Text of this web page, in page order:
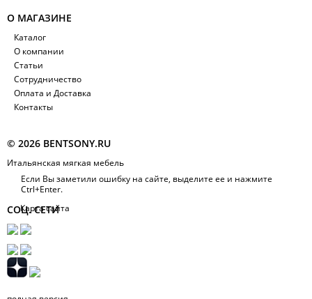
СОЦ. СЕТИ
О МАГАЗИНЕ
Каталог
О компании
Статьи
Сотрудничество
Оплата и Доставка
Контакты
© 2026 BENTSONY.RU
Итальянская мягкая мебель
Если Вы заметили ошибку на сайте, выделите ее и нажмите
Ctrl+Enter.
Карта сайта